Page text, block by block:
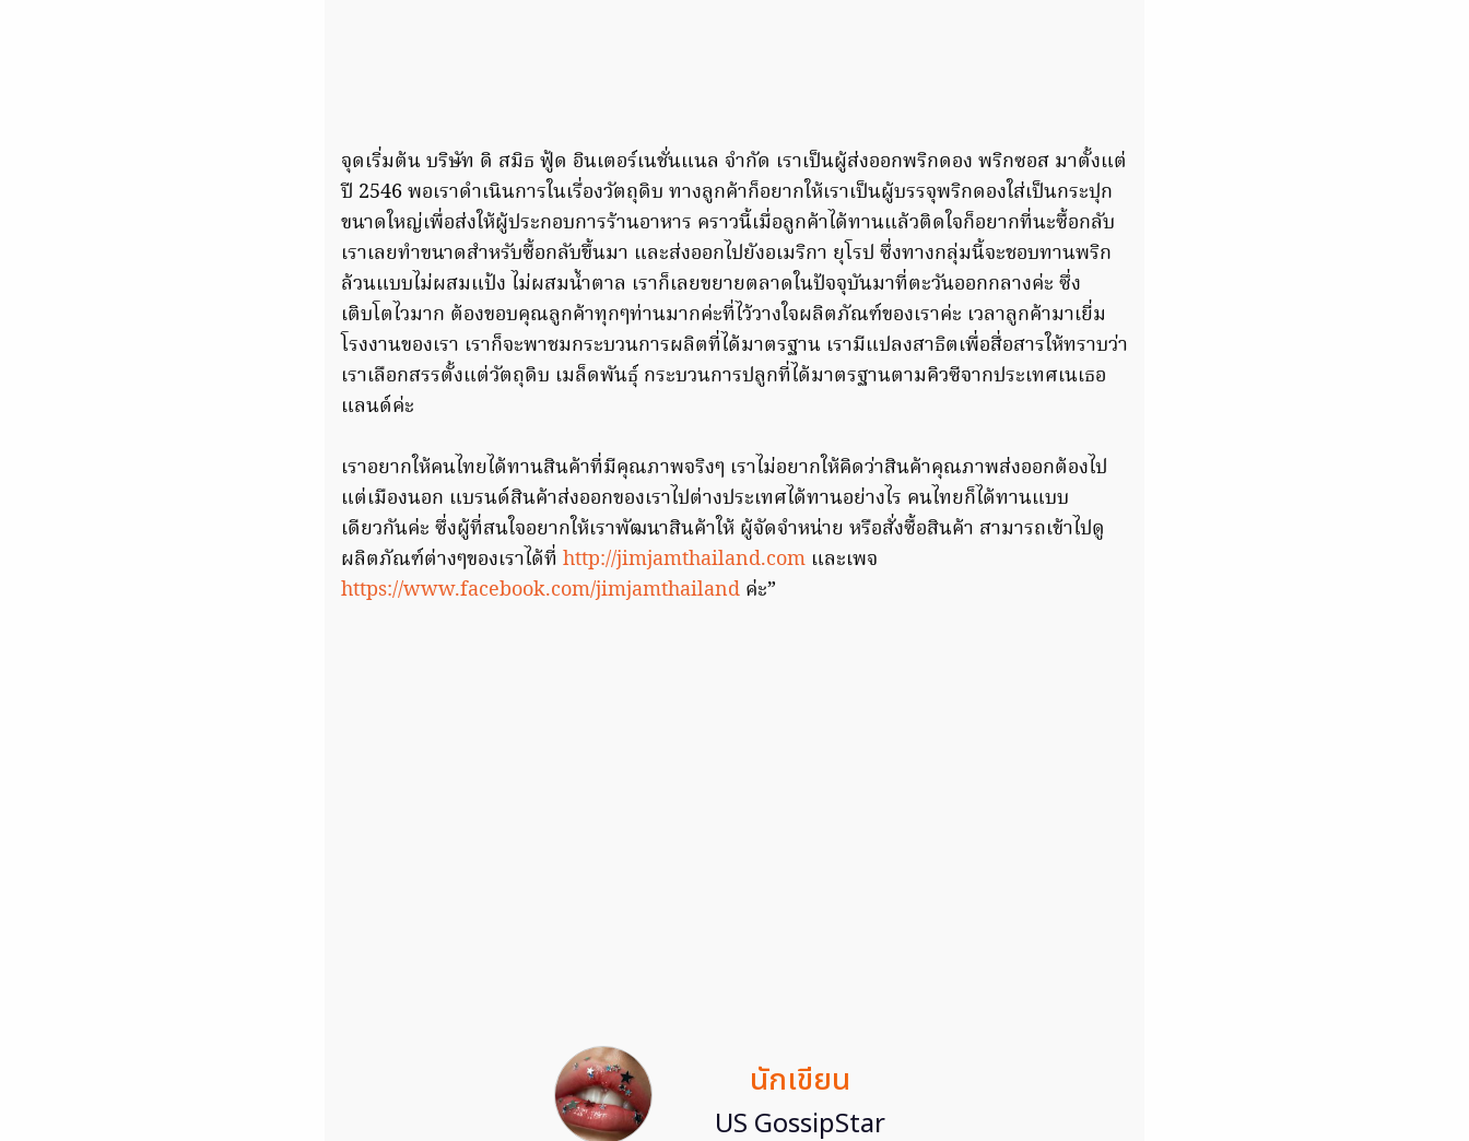
จุดเริ่มต้น บริษัท ดิ สมิธ ฟู้ด อินเตอร์เนชั่นแนล จำกัด เราเป็นผู้ส่งออกพริกดอง พริกซอส มาตั้งแต่
ปี 2546 พอเราดำเนินการในเรื่องวัตถุดิบ ทางลูกค้าก็อยากให้เราเป็นผู้บรรจุพริกดองใส่เป็นกระปุก
ขนาดใหญ่เพื่อส่งให้ผู้ประกอบการร้านอาหาร คราวนี้เมื่อลูกค้าได้ทานแล้วติดใจก็อยากที่นะซื้อกลับ
เราเลยทำขนาดสำหรับซื้อกลับขึ้นมา และส่งออกไปยังอเมริกา ยุโรป ซึ่งทางกลุ่มนี้จะชอบทานพริก
ล้วนแบบไม่ผสมแป้ง ไม่ผสมน้ำตาล เราก็เลยขยายตลาดในปัจจุบันมาที่ตะวันออกกลางค่ะ ซึ่ง
เติบโตไวมาก ต้องขอบคุณลูกค้าทุกๆท่านมากค่ะที่ไว้วางใจผลิตภัณฑ์ของเราค่ะ เวลาลูกค้ามาเยี่ม
โรงงานของเรา เราก็จะพาชมกระบวนการผลิตที่ได้มาตรฐาน เรามีแปลงสาธิตเพื่อสื่อสารให้ทราบว่า
เราเลือกสรรตั้งแต่วัตถุดิบ เมล็ดพันธุ์ กระบวนการปลูกที่ได้มาตรฐานตามคิวซีจากประเทศเนเธอ
แลนด์ค่ะ
เราอยากให้คนไทยได้ทานสินค้าที่มีคุณภาพจริงๆ เราไม่อยากให้คิดว่าสินค้าคุณภาพส่งออกต้องไป
แต่เมืองนอก แบรนด์สินค้าส่งออกของเราไปต่างประเทศได้ทานอย่างไร คนไทยก็ได้ทานแบบ
เดียวกันค่ะ ซึ่งผู้ที่สนใจอยากให้เราพัฒนาสินค้าให้ ผู้จัดจำหน่าย หรือสั่งซื้อสินค้า สามารถเข้าไปดู
ผลิตภัณฑ์ต่างๆของเราได้ที่ http://jimjamthailand.com และเพจ
https://www.facebook.com/jimjamthailand ค่ะ”
นักเขียน
US GossipStar